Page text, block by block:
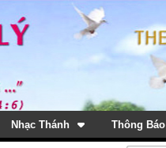
Nhạc Thánh Thông Báo